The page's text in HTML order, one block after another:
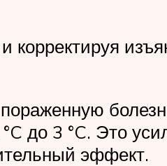
до 3 °C. Это
эффект.